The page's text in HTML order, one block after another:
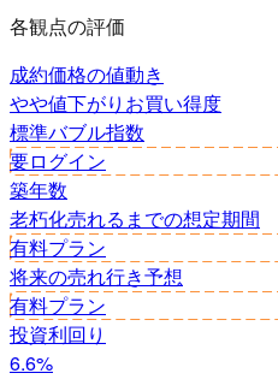
各観点の評価
成約価格の値動き
やや値下がり お買い得度
標準バブル指数
要ログイン
築年数
老朽化売れるまでの想定期間
有料プラン
将来の売れ行き予想
有料プラン
投資利回り
6.6%